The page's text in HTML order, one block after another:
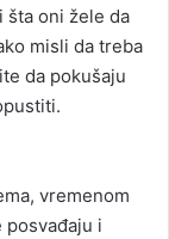
šta oni žele da
misli da treba
da pokušaju
vremenom
i